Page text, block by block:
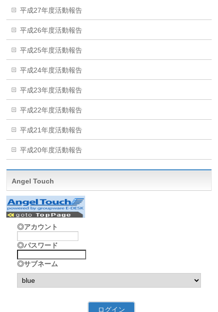
平成27年度活動報告
平成26年度活動報告
平成25年度活動報告
平成24年度活動報告
平成23年度活動報告
平成22年度活動報告
平成21年度活動報告
平成20年度活動報告
Angel Touch
◎アカウント
◎パスワード
◎サブネーム